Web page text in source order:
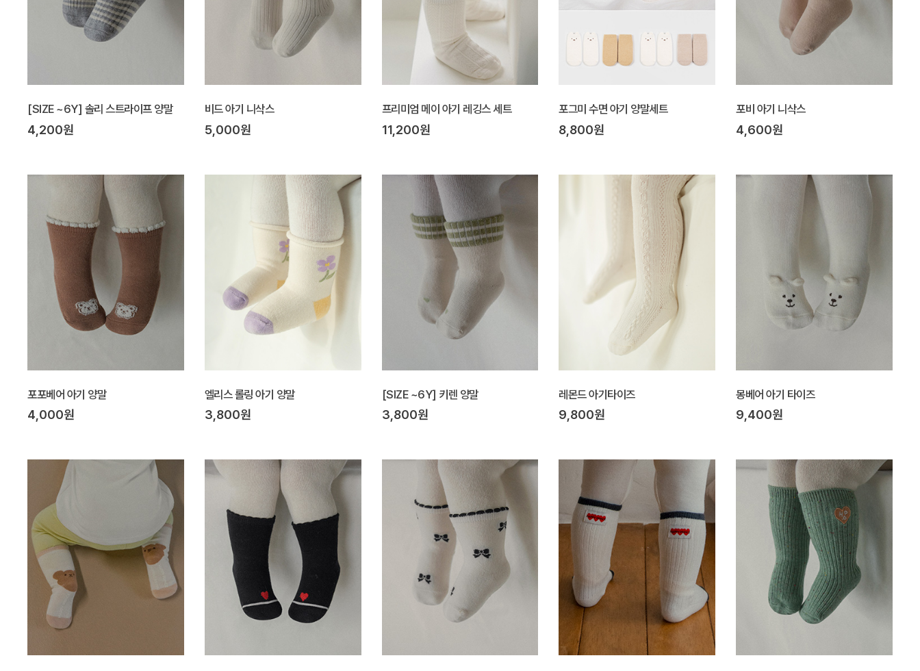
[SIZE ~6Y] 솔리 스트라이프 양말
4,200원
비드 아기 니삭스
5,000원
프리미엄 메이 아기 레깅스 세트
11,200원
포그미 수면 아기 양말세트
8,800원
포비 아기 니삭스
4,600원
포포베어 아기 양말
4,000원
엘리스 롤링 아기 양말
3,800원
[SIZE ~6Y] 키렌 양말
3,800원
레몬드 아기타이즈
9,800원
몽베어 아기 타이즈
9,400원